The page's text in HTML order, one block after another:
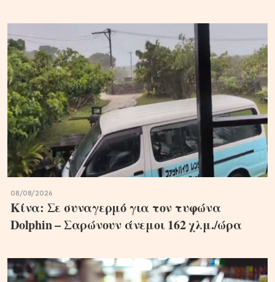
08/08/2026
Κίνα: Σε συναγερμό για τον τυφώνα
Dolphin – Σαρώνουν άνεμοι 162 χλμ./ώρα